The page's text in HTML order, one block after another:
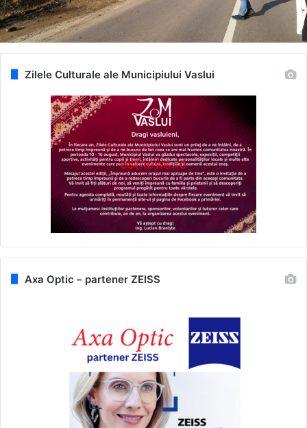
Zilele Culturale ale Municipiului Vaslui
Axa Optic – partener ZEISS